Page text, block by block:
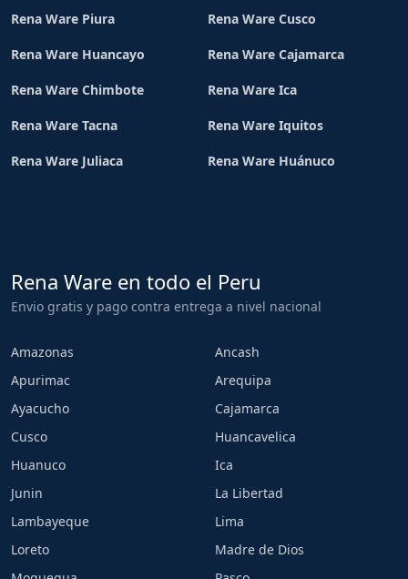
Rena Ware Piura Rena Ware Cusco
Rena Ware Huancayo Rena Ware Cajamarca
Rena Ware Chimbote Rena Ware Ica
Rena Ware Tacna Rena Ware Iquitos
Rena Ware Juliaca Rena Ware Huánuco
Rena Ware en todo el Peru
Envio gratis y pago contra entrega a nivel nacional
Amazonas
Ancash
Apurimac
Arequipa
Ayacucho
Cajamarca
Cusco
Huancavelica
Huanuco
Ica
Junin
La Libertad
Lambayeque
Lima
Loreto
Madre de Dios